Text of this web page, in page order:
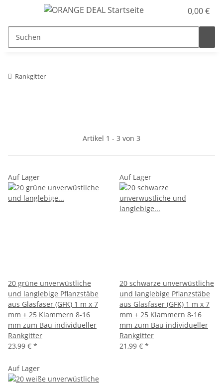
0,00 €
Rankgitter
Artikel 1 - 3 von 3
Auf Lager
20 grüne unverwüstliche
und langlebige Pflanzstäbe
aus Glasfaser (GFK) 1 m x 7
mm + 25 Klammern 8-16
mm zum Bau individueller
Rankgitter
23,99 € *
Auf Lager
20 schwarze unverwüstliche
und langlebige Pflanzstäbe
aus Glasfaser (GFK) 1 m x 7
mm + 25 Klammern 8-16
mm zum Bau individueller
Rankgitter
21,99 € *
Auf Lager